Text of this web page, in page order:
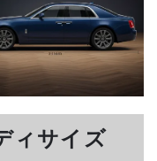
ィサイズ